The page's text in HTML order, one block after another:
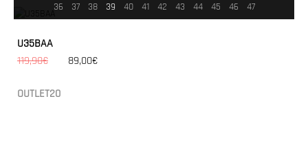
36 37 38 39 40 41 42 43 44 45 46 47
U35BAA
119,90€
89,00€
OUTLET20